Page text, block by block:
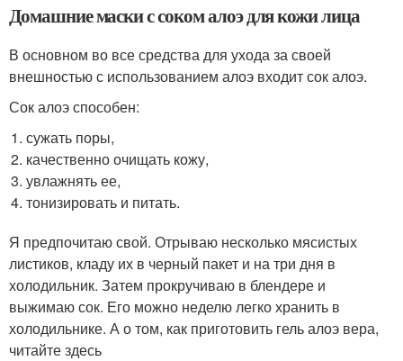
Домашние маски с соком алоэ для кожи лица
В основном во все средства для ухода за своей
внешностью с использованием алоэ входит сок алоэ.
Сок алоэ способен:
сужать поры,
качественно очищать кожу,
увлажнять ее,
тонизировать и питать.
Я предпочитаю свой. Отрываю несколько мясистых
листиков, кладу их в черный пакет и на три дня в
холодильник. Затем прокручиваю в блендере и
выжимаю сок. Его можно неделю легко хранить в
холодильнике. А о том, как приготовить гель алоэ вера,
читайте здесь